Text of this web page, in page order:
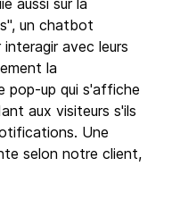
un chatbot
avec leurs
la
pop-up qui s'affiche
aux visiteurs s'ils
Une
selon notre client,